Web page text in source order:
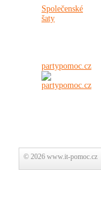
Společenské
šaty
partypomoc.cz
© 2026 www.it-pomoc.cz